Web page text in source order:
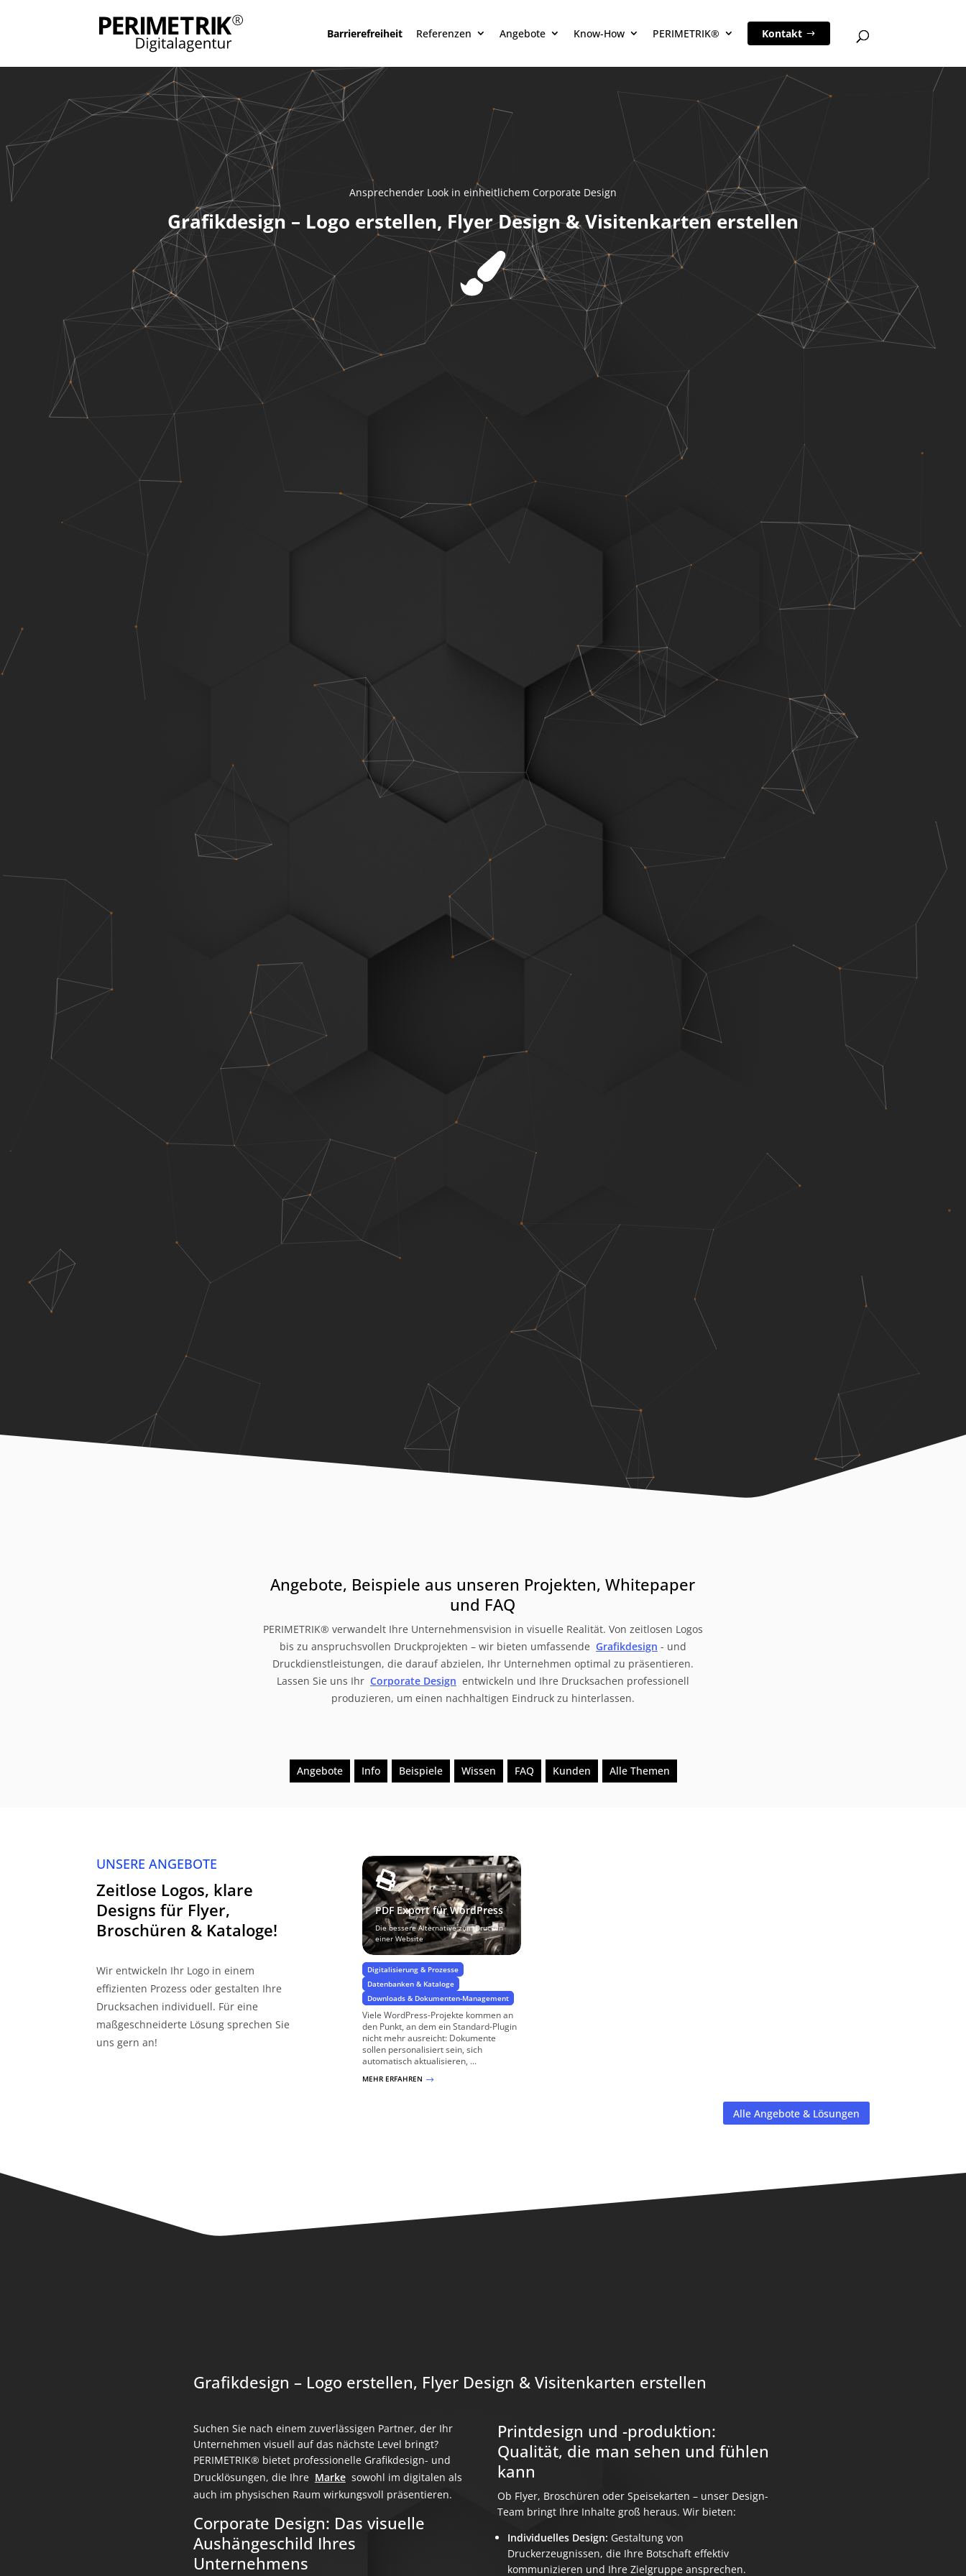
Barrierefreiheit Referenzen Angebote Know-How PERIMETRIK® Kontakt
Ansprechender Look in einheitlichem Corporate Design
Grafikdesign – Logo erstellen, Flyer Design & Visitenkarten erstellen
Angebote, Beispiele aus unseren Projekten, Whitepaper
und FAQ
PERIMETRIK® verwandelt Ihre Unternehmensvision in visuelle Realität. Von zeitlosen Logos
bis zu anspruchsvollen Druckprojekten – wir bieten umfassende Grafikdesign - und
Druckdienstleistungen, die darauf abzielen, Ihr Unternehmen optimal zu präsentieren.
Lassen Sie uns Ihr Corporate Design entwickeln und Ihre Drucksachen professionell
produzieren, um einen nachhaltigen Eindruck zu hinterlassen.
Angebote Info Beispiele Wissen FAQ Kunden Alle Themen
UNSERE ANGEBOTE
Zeitlose Logos, klare
Designs für Flyer,
Broschüren & Kataloge!
Wir entwickeln Ihr Logo in einem
effizienten Prozess oder gestalten Ihre
Drucksachen individuell. Für eine
maßgeschneiderte Lösung sprechen Sie
uns gern an!
PDF Export für WordPress
Die bessere Alternative zum Drucken
einer Website
Digitalisierung & Prozesse
Datenbanken & Kataloge
Downloads & Dokumenten-Management
Viele WordPress-Projekte kommen an
den Punkt, an dem ein Standard-Plugin
nicht mehr ausreicht: Dokumente
sollen personalisiert sein, sich
automatisch aktualisieren, ...
MEHR ERFAHREN $
Alle Angebote & Lösungen
Grafikdesign – Logo erstellen, Flyer Design & Visitenkarten erstellen
Suchen Sie nach einem zuverlässigen Partner, der Ihr
Unternehmen visuell auf das nächste Level bringt?
PERIMETRIK® bietet professionelle Grafikdesign- und
Drucklösungen, die Ihre Marke sowohl im digitalen als
auch im physischen Raum wirkungsvoll präsentieren.
Corporate Design: Das visuelle
Aushängeschild Ihres
Unternehmens
Printdesign und -produktion:
Qualität, die man sehen und fühlen
kann
Ob Flyer, Broschüren oder Speisekarten – unser Design-
Team bringt Ihre Inhalte groß heraus. Wir bieten:
Individuelles Design: Gestaltung von
Druckerzeugnissen, die Ihre Botschaft effektiv
kommunizieren und Ihre Zielgruppe ansprechen.